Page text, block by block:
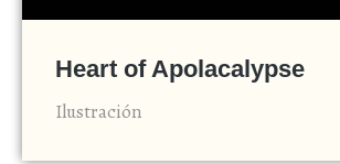
Heart of Apolacalypse
Ilustración